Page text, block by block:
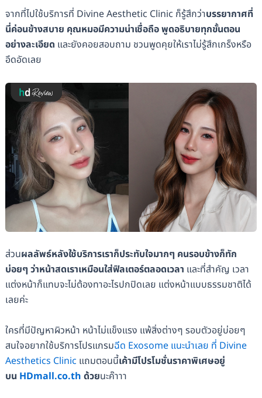
จากที่ไปใช้บริการที่ Divine Aesthetic Clinic ก็รู้สึกว่าบรรยากาศที่
นี่ค่อนข้างสบาย คุณหมอมีความน่าเชื่อถือ พูดอธิบายทุกขั้นตอน
อย่างละเอียด และยังคอยสอบถาม ชวนพูดคุยให้เราไม่รู้สึกเกร็งหรือ
อึดอัดเลย
ส่วนผลลัพธ์หลังใช้บริการเราก็ประทับใจมากๆ คนรอบข้างก็ทัก
บ่อยๆ ว่าหน้าสดเราเหมือนใส่ฟิลเตอร์ตลอดเวลา และที่สำคัญ เวลา
แต่งหน้าก็แทบจะไม่ต้องทาอะไรปกปิดเลย แต่งหน้าแบบธรรมชาติได้
เลยค่ะ
ใครที่มีปัญหาผิวหน้า หน้าไม่แข็งแรง แพ้สิ่งต่างๆ รอบตัวอยู่บ่อยๆ
สนใจอยากใช้บริการโปรแกรมฉีด Exosome แนะนำเลย ที่ Divine
Aesthetics Clinic แถมตอนนี้เค้ามีโปรโมชั่นราคาพิเศษอยู่
บน HDmall.co.th ด้วยนะค๊าาา